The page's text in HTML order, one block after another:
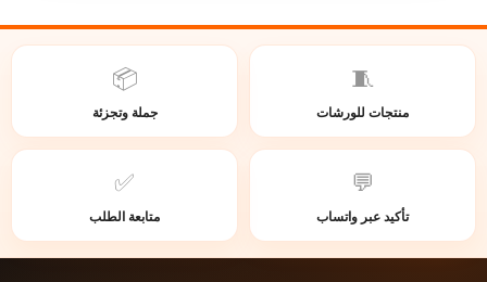
🧵
منتجات للورشات
📦
جملة وتجزئة
💬
تأكيد عبر واتساب
✅
متابعة الطلب